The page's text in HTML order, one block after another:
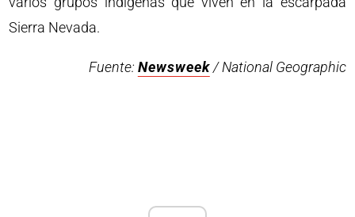
Sierra Nevada.
Fuente: Newsweek/ National Geographic